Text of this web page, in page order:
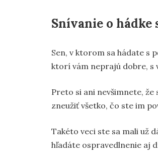
Snívanie o hádke
Sen, v ktorom sa hádate s
ktorí vám neprajú dobre, s
Preto si ani nevšimnete,
zneužiť všetko, čo ste im
Takéto veci ste sa mali už
hľadáte ospravedlnenie aj